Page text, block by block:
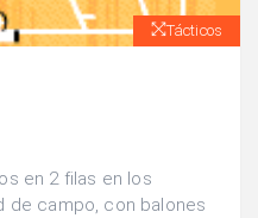
Tácticos
en 2 filas en los
de campo, con balones